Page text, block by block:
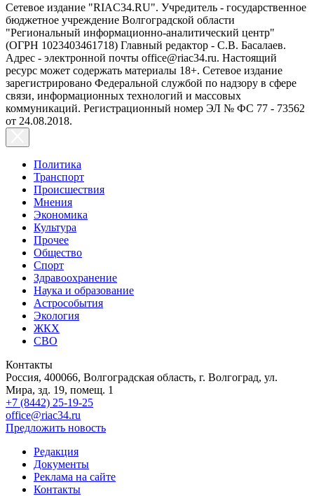
Сетевое издание "RIAC34.RU". Учредитель - государственное
бюджетное учреждение Волгоградской области
"Региональный информационно-аналитический центр"
(ОГРН 1023403461718) Главный редактор - С.В. Басалаев.
Адрес - электронной почты office@riac34.ru. Настоящий
ресурс может содержать материалы 18+. Сетевое издание
зарегистрировано Федеральной службой по надзору в сфере
связи, информационных технологий и массовых
коммуникаций. Регистрационный номер ЭЛ № ФС 77 - 73562
от 24.08.2018.
Политика
Транспорт
Происшествия
Мнения
Экономика
Культура
Прочее
Общество
Спорт
Здравоохранение
Наука и образование
Астрособытия
Экология
ЖКХ
СВО
Контакты
Россия, 400066, Волгоградская область, г. Волгоград, ул.
Мира, зд. 19, помещ. 1
+7 (8442) 25-19-25
office@riac34.ru
Предложить новость
Редакция
Документы
Реклама на сайте
Контакты